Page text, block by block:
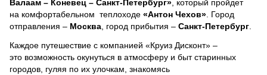
Валаам – Коневец – Санкт-Петербург» , который пройдет
на комфортабельном теплоходе «Антон Чехов» . Город
отправления – Москва , город прибытия – Санкт-Петербург
Каждое путешествие с компанией «Круиз Дисконт» –
это возможность окунуться в атмосферу и быт старинных
городов, гуляя по их улочкам, знакомясь